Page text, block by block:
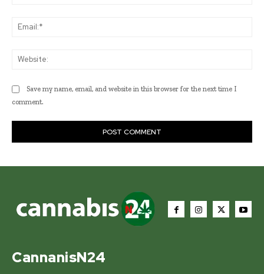
Save my name, email, and website in this browser for the next time I
comment.
CannanisN24